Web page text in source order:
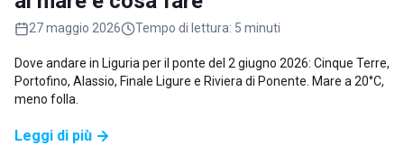
27 maggio 2026 Tempo di lettura: 5 minuti
Dove andare in Liguria per il ponte del 2 giugno 2026: Cinque Terre,
Portofino, Alassio, Finale Ligure e Riviera di Ponente. Mare a 20°C,
meno folla.
Leggi di più